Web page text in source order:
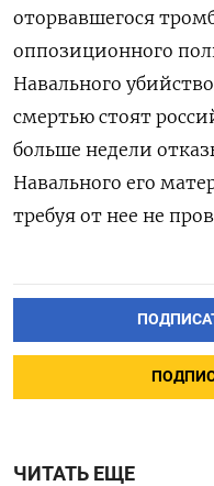
оторвавшегося
оппозиционного
Навального
смертью стоят
больше недели
Навального его
требуя от нее не
ЧИТАТЬ ЕЩЕ